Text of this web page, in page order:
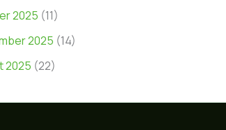
2025 (11)
2025 (14)
2025 (22)